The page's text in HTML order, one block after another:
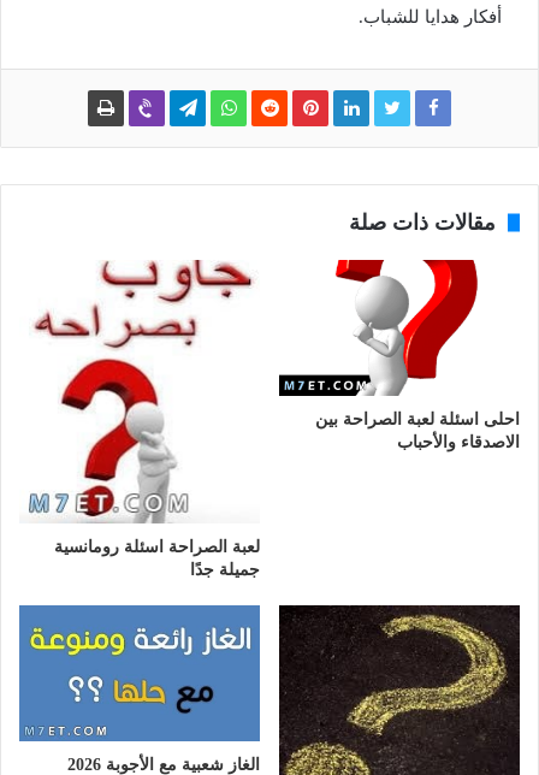
أفكار هدايا للشباب.
مقالات ذات صلة
احلى اسئلة لعبة الصراحة بين
الاصدقاء والأحباب
لعبة الصراحة اسئلة رومانسية
جميلة جدًا
الغاز شعبية مع الأجوبة 2026